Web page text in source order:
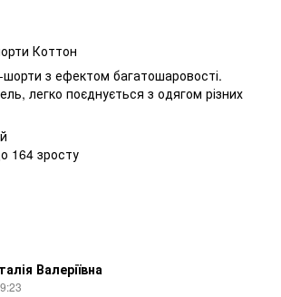
Коттон
з ефектом багатошаровості.
легко поєднується з одягом різних
164 зросту
Валеріївна